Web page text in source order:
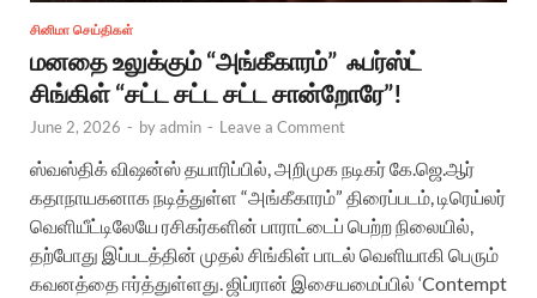
சினிமா செய்திகள்
மனதை உலுக்கும் “அங்கீகாரம்” ஃபர்ஸ்ட்
சிங்கிள் “சட்ட சட்ட சட்ட சான்றோரே”!
June 2, 2026 - byadmin - Leave a Comment
ஸ்வஸ்திக் விஷன்ஸ் தயாரிப்பில், அறிமுக நடிகர் கே.ஜெ.ஆர்
கதாநாயகனாக நடித்துள்ள “அங்கீகாரம்” திரைப்படம், டிரெய்லர்
வெளியீட்டிலேயே ரசிகர்களின் பாராட்டைப் பெற்ற நிலையில்,
தற்போது இப்படத்தின் முதல் சிங்கிள் பாடல் வெளியாகி பெரும்
கவனத்தை ஈர்த்துள்ளது. ஜிப்ரான் இசையமைப்பில் ‘Contempt